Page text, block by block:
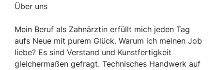
Über uns
Mein Beruf als Zahnärztin erfüllt mich jeden Tag
aufs Neue mit purem Glück. Warum ich meinen Job
liebe? Es sind Verstand und Kunstfertigkeit
gleichermaßen gefragt. Technisches Handwerk auf